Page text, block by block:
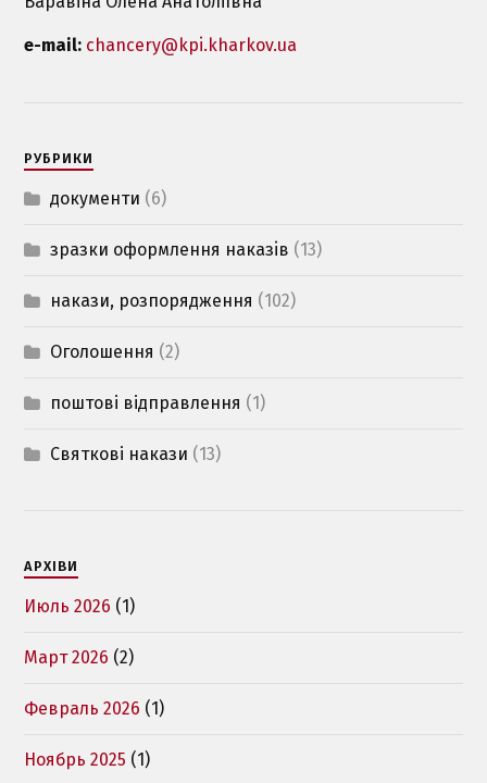
e-mail: chancery@kpi.kharkov.ua
РУБРИКИ
документи (6)
зразки оформлення наказiв (13)
накази, розпорядження (102)
Оголошення (2)
поштові відправлення (1)
Святкові накази (13)
АРХІВИ
Июль 2026 (1)
Март 2026 (2)
Февраль 2026 (1)
Ноябрь 2025 (1)